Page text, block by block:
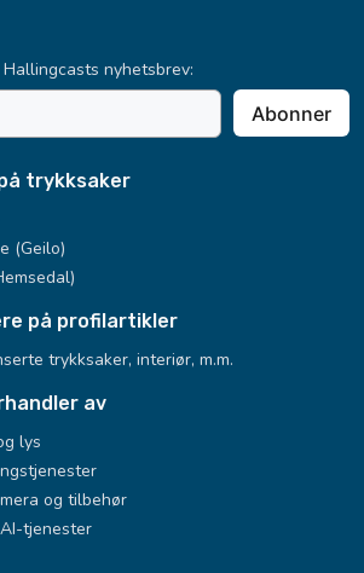
trykksaker
(Geilo)
på profilartikler
trykksaker, interiør, m.m.
av
lys
og tilbehør
tjenester
nyhetsbrev:
Abonner